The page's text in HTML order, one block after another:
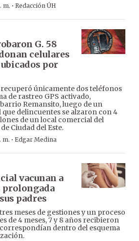
m. · Redacción ÚH
G. 58
celulares
por
únicamente dos teléfonos
de rastreo GPS activado,
Remansito, luego de un
delincuentes se alzaron con 4
de un local comercial del
Ciudad del Este.
m. · Edgar Medina
vacunan a
padres
meses de gestiones y un proceso
de 4 meses, 7 y 8 años recibieron
dentro del esquema